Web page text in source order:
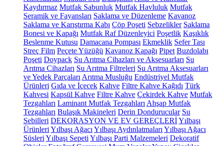
Kaydırmaz Mutfak Sabunluk Mutfak Havluluk Mutfak
Seramik ve Fayansları Saklama ve Düzenleme Kavanoz
Saklama ve Karıştırma Kabı Çöp Poşeti Sebzelikler Saklama
Bonesi ve Kapağı Mutfak Raf Düzenleyici Poşetlik Kaşıklık
Beslenme Kutusu Damacana Pompası Ekmeklik Sefer Tası
Streç Film Peçete Yüzüğü Kavanoz Kapağı Pipet Buzdolabı
Poşeti Doypack Su Arıtma Cihazları ve Aksesuarları Su
Arıtma Cihazları Su Arıtma Filtreleri Su Arıtma Aksesuarları
ve Yedek Parçaları Arıtma Musluğu Endüstriyel Mutfak
Ürünleri Gıda ve İçecek Kahve Filtre Kahve Kağıdı Türk
Kahvesi Kapsül Kahve Filtre Kahve Çekirdek Kahve Mutfak
Tezgahları Laminant Mutfak Tezgahları Ahşap Mutfak
Tezgahları Bulaşık Makineleri Derin Dondurucular Su
Sebilleri DEKORASYON VE EV GEREÇLERİYılbaşı
Ürünleri Yılbaşı Ağacı Yılbaşı Aydınlatmaları Yılbaşı Ağacı
Süsleri Yılbaşı Sepeti Yılbaşı Parti Malzemeleri Dekoratif